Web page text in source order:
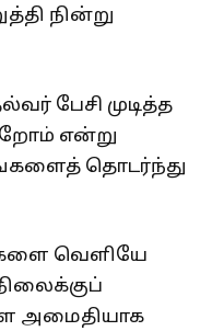
நின்று
பேசி முடித்த
என்று
தொடர்ந்து
வெளியே
அமைதியாக